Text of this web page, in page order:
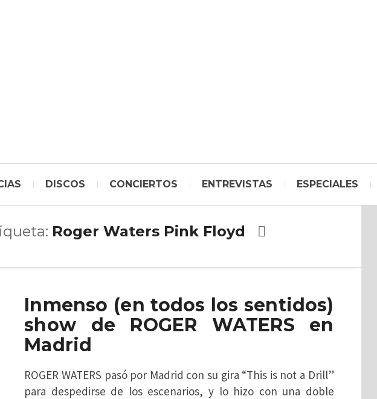
DISCOS CONCIERTOS ENTREVISTAS ESPECIALES
Roger Waters Pink Floyd
Inmenso (en todos los sentidos)
show de ROGER WATERS en
Madrid
ROGER WATERS pasó por Madrid con su gira “This is not a Drill”
para despedirse de los escenarios, y lo hizo con una doble